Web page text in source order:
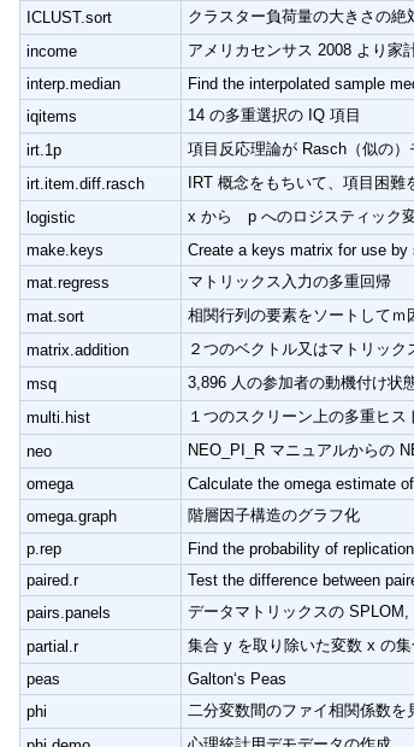
ICLUST.sort
クラスター負荷量の大きさの絶
income
アメリカセンサス 2008 より家
interp.median
Find the interpolated sample
iqitems
14 の多重選択の IQ 項目
irt.1p
項目反応理論が Rasch（似の
irt.item.diff.rasch
IRT 概念をもちいて、項目困難
logistic
x から p へのロジスティック
make.keys
Create a keys matrix for use
mat.regress
マトリックス入力の多重回帰
mat.sort
相関行列の要素をソートしてｍ
matrix.addition
２つのベクトル又はマトリック
msq
3,896 人の参加者の動機付け状
multi.hist
１つのスクリーン上の多重ヒス
neo
NEO_PI_R マニュアルからの
omega
Calculate the omega estimate
omega.graph
階層因子構造のグラフ化
p.rep
Find the probability of
paired.r
Test the difference between
pairs.panels
データマトリックスの
partial.r
集合 y を取り除いた変数 x の
peas
Galton‘s Peas
phi
二分変数間のファイ相関係数を